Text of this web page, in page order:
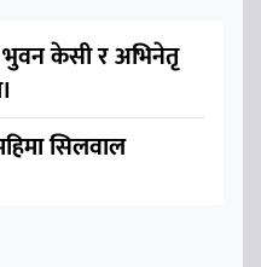
केसी र अभिनेतृ
सिलवाल